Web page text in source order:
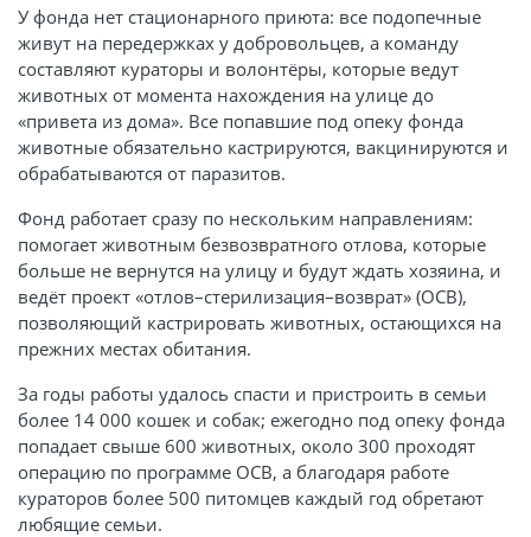
У фонда нет стационарного приюта: все подопечные
живут на передержках у добровольцев, а команду
составляют кураторы и волонтёры, которые ведут
животных от момента нахождения на улице до
«привета из дома». Все попавшие под опеку фонда
животные обязательно кастрируются, вакцинируются и
обрабатываются от паразитов.
Фонд работает сразу по нескольким направлениям:
помогает животным безвозвратного отлова, которые
больше не вернутся на улицу и будут ждать хозяина, и
ведёт проект «отлов–стерилизация–возврат» (ОСВ),
позволяющий кастрировать животных, остающихся на
прежних местах обитания.
За годы работы удалось спасти и пристроить в семьи
более 14 000 кошек и собак; ежегодно под опеку фонда
попадает свыше 600 животных, около 300 проходят
операцию по программе ОСВ, а благодаря работе
кураторов более 500 питомцев каждый год обретают
любящие семьи.